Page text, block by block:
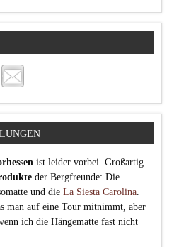
ist leider vorbei. Großartig
der Bergfreunde: Die
und die La Siesta Carolina
man auf eine Tour mitnimmt, aber
ich die Hängematte fast nicht